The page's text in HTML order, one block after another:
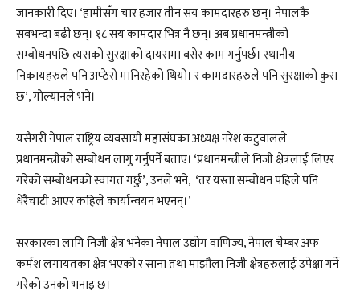
जानकारी दिए। ‘हामीसँग चार हजार तीन सय कामदारहरु छन्। नेपालकै
सबभन्दा बढी छन्। १८ सय कामदार भित्र नै छन्। अब प्रधानमन्त्रीको
सम्बोधनपछि त्यसको सुरक्षाको दायरामा बसेर काम गर्नुपर्छ। स्थानीय
निकायहरुले पनि अप्ठेरो मानिरहेको थियो। र कामदारहरुले पनि सुरक्षाको कुरा
छ’, गाेल्यानले भने।
यसैगरी नेपाल राष्ट्रिय व्यवसायी महासंघका अध्यक्ष नरेश कटुवालले
प्रधानमन्त्रीकाे सम्बोधन लागु गर्नुपर्ने बताए। ‘प्रधानमन्त्रीले निजी क्षेत्रलाई लिएर
गरेको सम्बोधनको स्वागत गर्छु’, उनले भने, ‘तर यस्ता सम्बोधन पहिले पनि
धेरैचाटी आएर कहिले कार्यान्वयन भएनन्।’
सरकारका लागि निजी क्षेत्र भनेका नेपाल उद्योग वाणिज्य, नेपाल चेम्बर अफ
कर्मश लगायतका क्षेत्र भएको र साना तथा माझौला निजी क्षेत्रहरुलाई उपेक्षा गर्ने
गरेको उनको भनाइ छ।